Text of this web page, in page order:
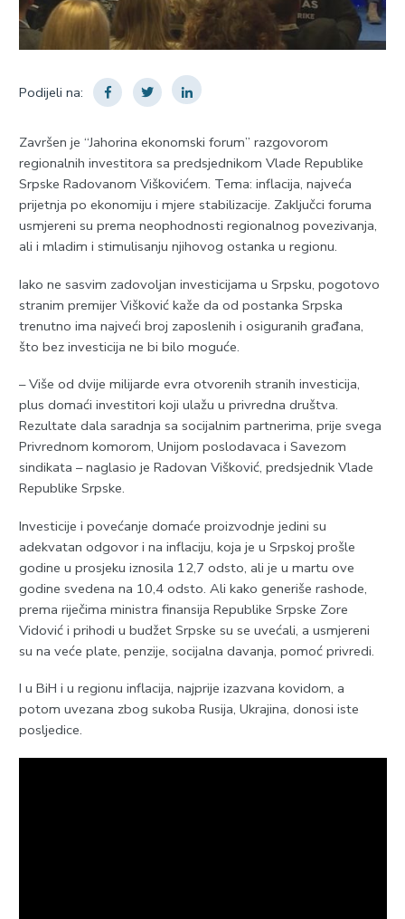
Podijeli na:
Završen je “Јahorina ekonomski forum” razgovorom
regionalnih investitora sa predsjednikom Vlade Republike
Srpske Radovanom Viškovićem. Tema: inflacija, najveća
prijetnja po ekonomiju i mjere stabilizacije. Zaključci foruma
usmjereni su prema neophodnosti regionalnog povezivanja,
ali i mladim i stimulisanju njihovog ostanka u regionu.
Iako ne sasvim zadovoljan investicijama u Srpsku, pogotovo
stranim premijer Višković kaže da od postanka Srpska
trenutno ima najveći broj zaposlenih i osiguranih građana,
što bez investicija ne bi bilo moguće.
– Više od dvije milijarde evra otvorenih stranih investicija,
plus domaći investitori koji ulažu u privredna društva.
Rezultate dala saradnja sa socijalnim partnerima, prije svega
Privrednom komorom, Unijom poslodavaca i Savezom
sindikata – naglasio je Radovan Višković, predsjednik Vlade
Republike Srpske.
Investicije i povećanje domaće proizvodnje jedini su
adekvatan odgovor i na inflaciju, koja je u Srpskoj prošle
godine u prosjeku iznosila 12,7 odsto, ali je u martu ove
godine svedena na 10,4 odsto. Ali kako generiše rashode,
prema riječima ministra finansija Republike Srpske Zore
Vidović i prihodi u budžet Srpske su se uvećali, a usmjereni
su na veće plate, penzije, socijalna davanja, pomoć privredi.
I u BiH i u regionu inflacija, najprije izazvana kovidom, a
potom uvezana zbog sukoba Rusija, Ukrajina, donosi iste
posljedice.